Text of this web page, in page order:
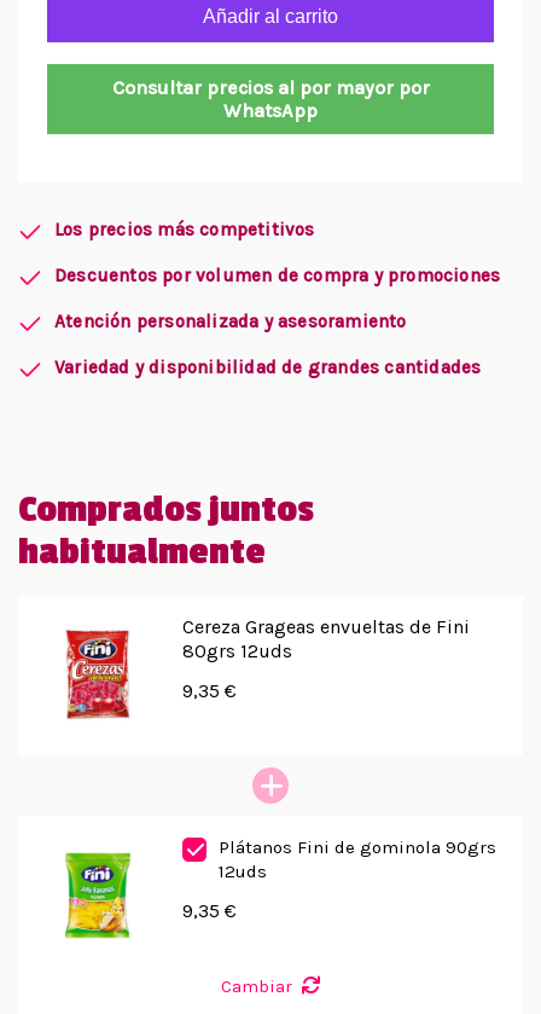
Añadir al carrito
Consultar precios al por mayor por
WhatsApp
Los precios más competitivos
Descuentos por volumen de compra y promociones
Atención personalizada y asesoramiento
Variedad y disponibilidad de grandes cantidades
Comprados juntos
habitualmente
Cereza Grageas envueltas de Fini
80grs 12uds
9,35 €
Plátanos Fini de gominola 90grs
12uds
9,35 €
Cambiar